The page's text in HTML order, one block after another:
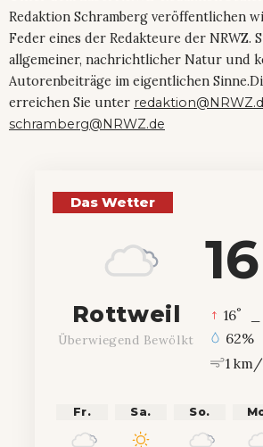
Redaktion Schramberg veröffentlichen
Feder eines der Redakteure der NRWZ.
allgemeiner, nachrichtlicher Natur und
Autorenbeiträge im eigentlichen
erreichen Sie unter
schramberg@NRWZ.de
Das Wetter
16
Rottweil
Überwiegend Bewölkt
16°
62%
1
Fr. Sa. So.